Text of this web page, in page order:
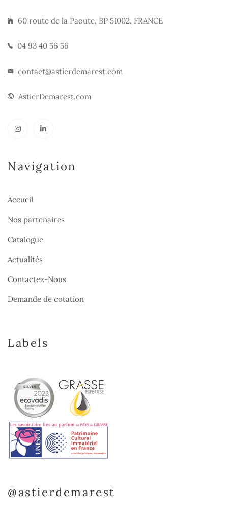
60 route de la Paoute, BP 51002, FRANCE
04 93 40 56 56
contact@astierdemarest.com
AstierDemarest.com
Navigation
Accueil
Nos partenaires
Catalogue
Actualités
Contactez-Nous
Demande de cotation
Labels
@astierdemarest